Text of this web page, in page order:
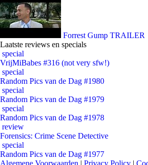
Forrest Gump TRAILER
Laatste reviews en specials
special
VrijMiBabes #316 (not very sfw!)
special
Random Pics van de Dag #1980
special
Random Pics van de Dag #1979
special
Random Pics van de Dag #1978
review
Forensics: Crime Scene Detective
special
Random Pics van de Dag #1977
Algemene Voorwaarden | Privacy Policy |